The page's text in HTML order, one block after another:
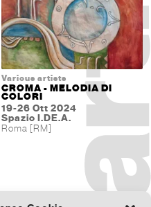
Various artists
CROMA - MELODIA DI
COLORI
19-26 Ott 2024
Spazio I.DE.A.
Roma [RM]